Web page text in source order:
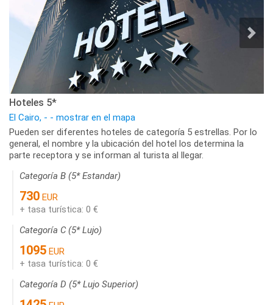
Hoteles 5*
El Cairo, - - mostrar en el mapa
Pueden ser diferentes hoteles de categoría 5 estrellas. Por lo
general, el nombre y la ubicación del hotel los determina la
parte receptora y se informan al turista al llegar.
Categoría B (5* Estandar)
730 EUR
+ tasa turística: 0 €
Categoría C (5* Lujo)
1095 EUR
+ tasa turística: 0 €
Categoría D (5* Lujo Superior)